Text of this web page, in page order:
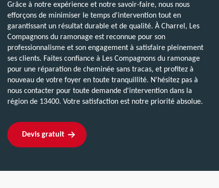
Grâce à notre expérience et notre savoir-faire, nous nous
efforçons de minimiser le temps d'intervention tout en
garantissant un résultat durable et de qualité. À Charrel, Les
Compagnons du ramonage est reconnue pour son
professionnalisme et son engagement à satisfaire pleinement
ses clients. Faites confiance à Les Compagnons du ramonage
pour une réparation de cheminée sans tracas, et profitez à
nouveau de votre foyer en toute tranquillité. N'hésitez pas à
nous contacter pour toute demande d'intervention dans la
région de 13400. Votre satisfaction est notre priorité absolue.
Devis gratuit